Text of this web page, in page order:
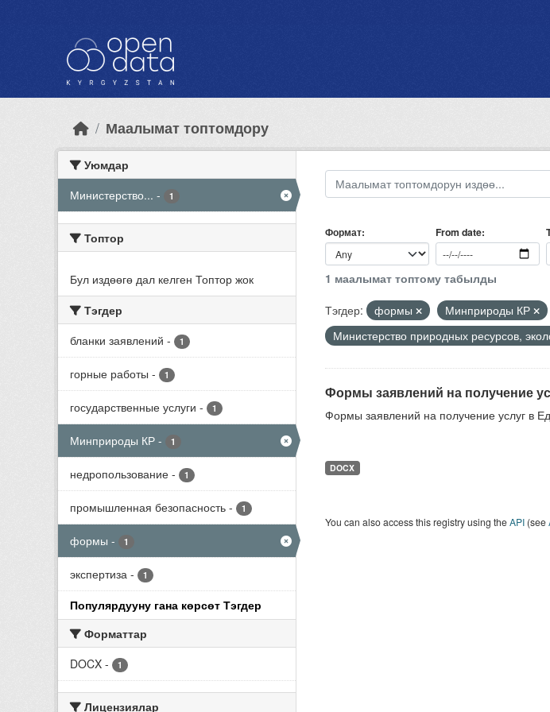
Маалымат топтомдору
Уюмдар
Министерство... - 1
Топтор
Бул издөөгө дал келген Топтор жок
Тэгдер
бланки заявлений - 1
горные работы - 1
государственные услуги - 1
Минприроды КР - 1
недропользование - 1
промышленная безопасность - 1
формы - 1
экспертиза - 1
Популярдууну гана көрсөт Тэгдер
Форматтар
DOCX - 1
Лицензиялар
Формат From date
1 маалымат топтому табылды
Тэгдер:
формы Минприроды КР
Министерство природных ресурсов,
Формы заявлений на получение
Формы заявлений на получение услуг в
DOCX
You can also access this registry using theAPI(see